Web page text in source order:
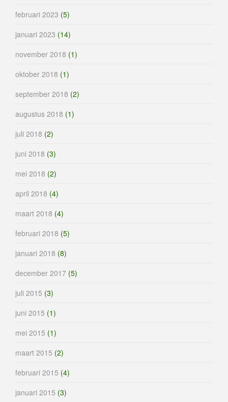
februari 2023 (5)
januari 2023 (14)
november 2018 (1)
oktober 2018 (1)
september 2018 (2)
augustus 2018 (1)
juli 2018 (2)
juni 2018 (3)
mei 2018 (2)
april 2018 (4)
maart 2018 (4)
februari 2018 (5)
januari 2018 (8)
december 2017 (5)
juli 2015 (3)
juni 2015 (1)
mei 2015 (1)
maart 2015 (2)
februari 2015 (4)
januari 2015 (3)